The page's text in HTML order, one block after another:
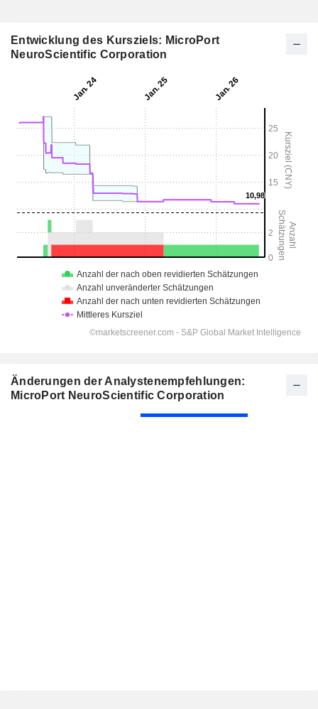
Entwicklung des Kursziels: MicroPort
NeuroScientific Corporation
Änderungen der Analystenempfehlungen:
MicroPort NeuroScientific Corporation